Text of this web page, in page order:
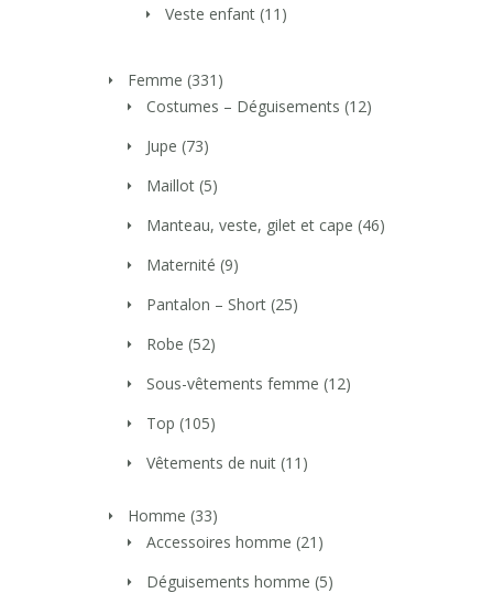
Veste enfant (11)
Femme (331)
Costumes – Déguisements (12)
Jupe (73)
Maillot (5)
Manteau, veste, gilet et cape (46)
Maternité (9)
Pantalon – Short (25)
Robe (52)
Sous-vêtements femme (12)
Top (105)
Vêtements de nuit (11)
Homme (33)
Accessoires homme (21)
Déguisements homme (5)